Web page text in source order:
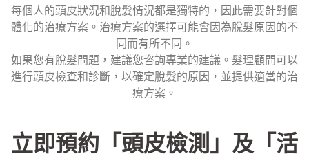
每個人的頭皮狀況和脫髮情況都是獨特的，因此需要針對個
體化的治療方案。治療方案的選擇可能會因為脫髮原因的不
同而有所不同。
如果您有脫髮問題，建議您咨詢專業的建議。髮理顧問可以
進行頭皮檢查和診斷，以確定脫髮的原因，並提供適當的治
療方案。
立即預約「頭皮檢測」及「活